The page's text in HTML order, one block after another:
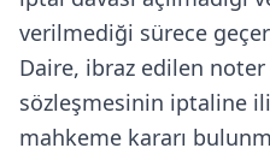
verilmediği sürece
Daire, ibraz edilen noter
sözleşmesinin iptaline
mahkeme kararı